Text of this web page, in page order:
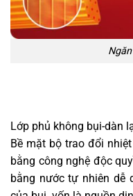
Lớp phủ không bụi-dàn
Bề mặt bộ trao đổi
bằng công nghệ độc
bằng nước tự nhiên dễ